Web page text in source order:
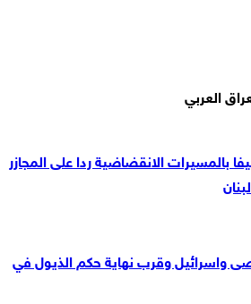
العربي
بالمسيرات الانقضاضية ردا على المجازر
واسرائيل وقرب نهاية حكم الذيول في